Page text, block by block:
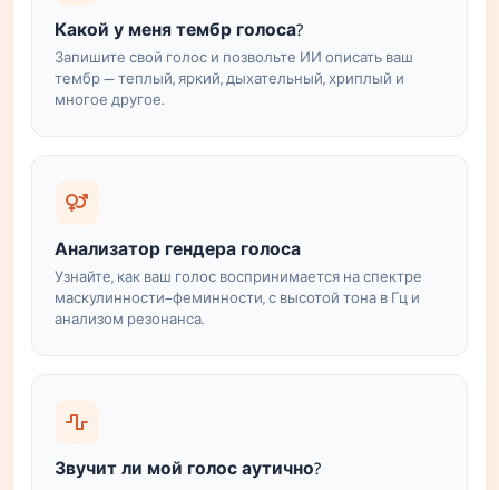
Какой у меня тембр голоса?
Запишите свой голос и позвольте ИИ описать ваш
тембр — теплый, яркий, дыхательный, хриплый и
многое другое.
Анализатор гендера голоса
Узнайте, как ваш голос воспринимается на спектре
маскулинности–феминности, с высотой тона в Гц и
анализом резонанса.
Звучит ли мой голос аутично?